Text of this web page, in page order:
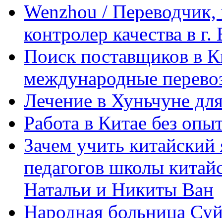
Wenzhou / Переводчик,
контролер качества в
Поиск поставщиков в
международные
Лечение в Хуньчуне
Работа в Китае без
Зачем учить
педагогов школы
Натальи и Никиты Ван
Народная больница